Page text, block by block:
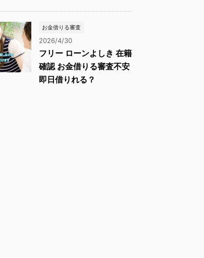
お金借りる審査
2026/4/30
フリー ローンよしき 在籍
確認 お金借りる審査不安
即日借りれる？